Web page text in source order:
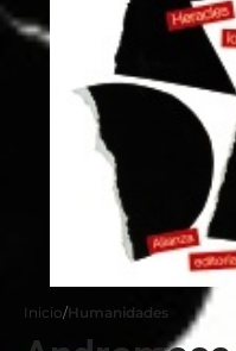
Inicio Humanidades